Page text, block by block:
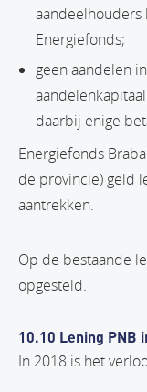
aandeelhouders
Energiefonds;
geen aandelen
daarbij enige
Energiefonds
de provincie) geld
aantrekken.
Op de bestaande
opgesteld.
10.10 Lening PNB
In 2018 is het